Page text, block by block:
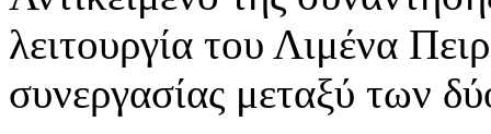
λειτουργία του Λιμένα
συνεργασίας μεταξύ των